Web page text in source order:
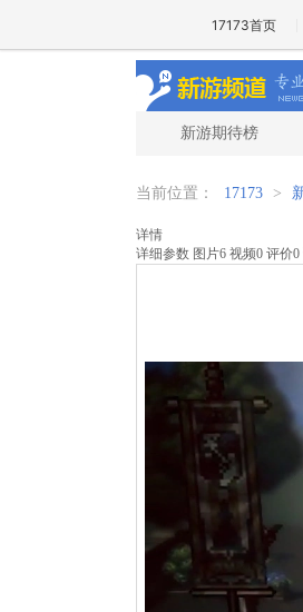
17173首页
新游期待榜
当前位置： 17173 >
详情
详细参数 图片6 视频0 评价0